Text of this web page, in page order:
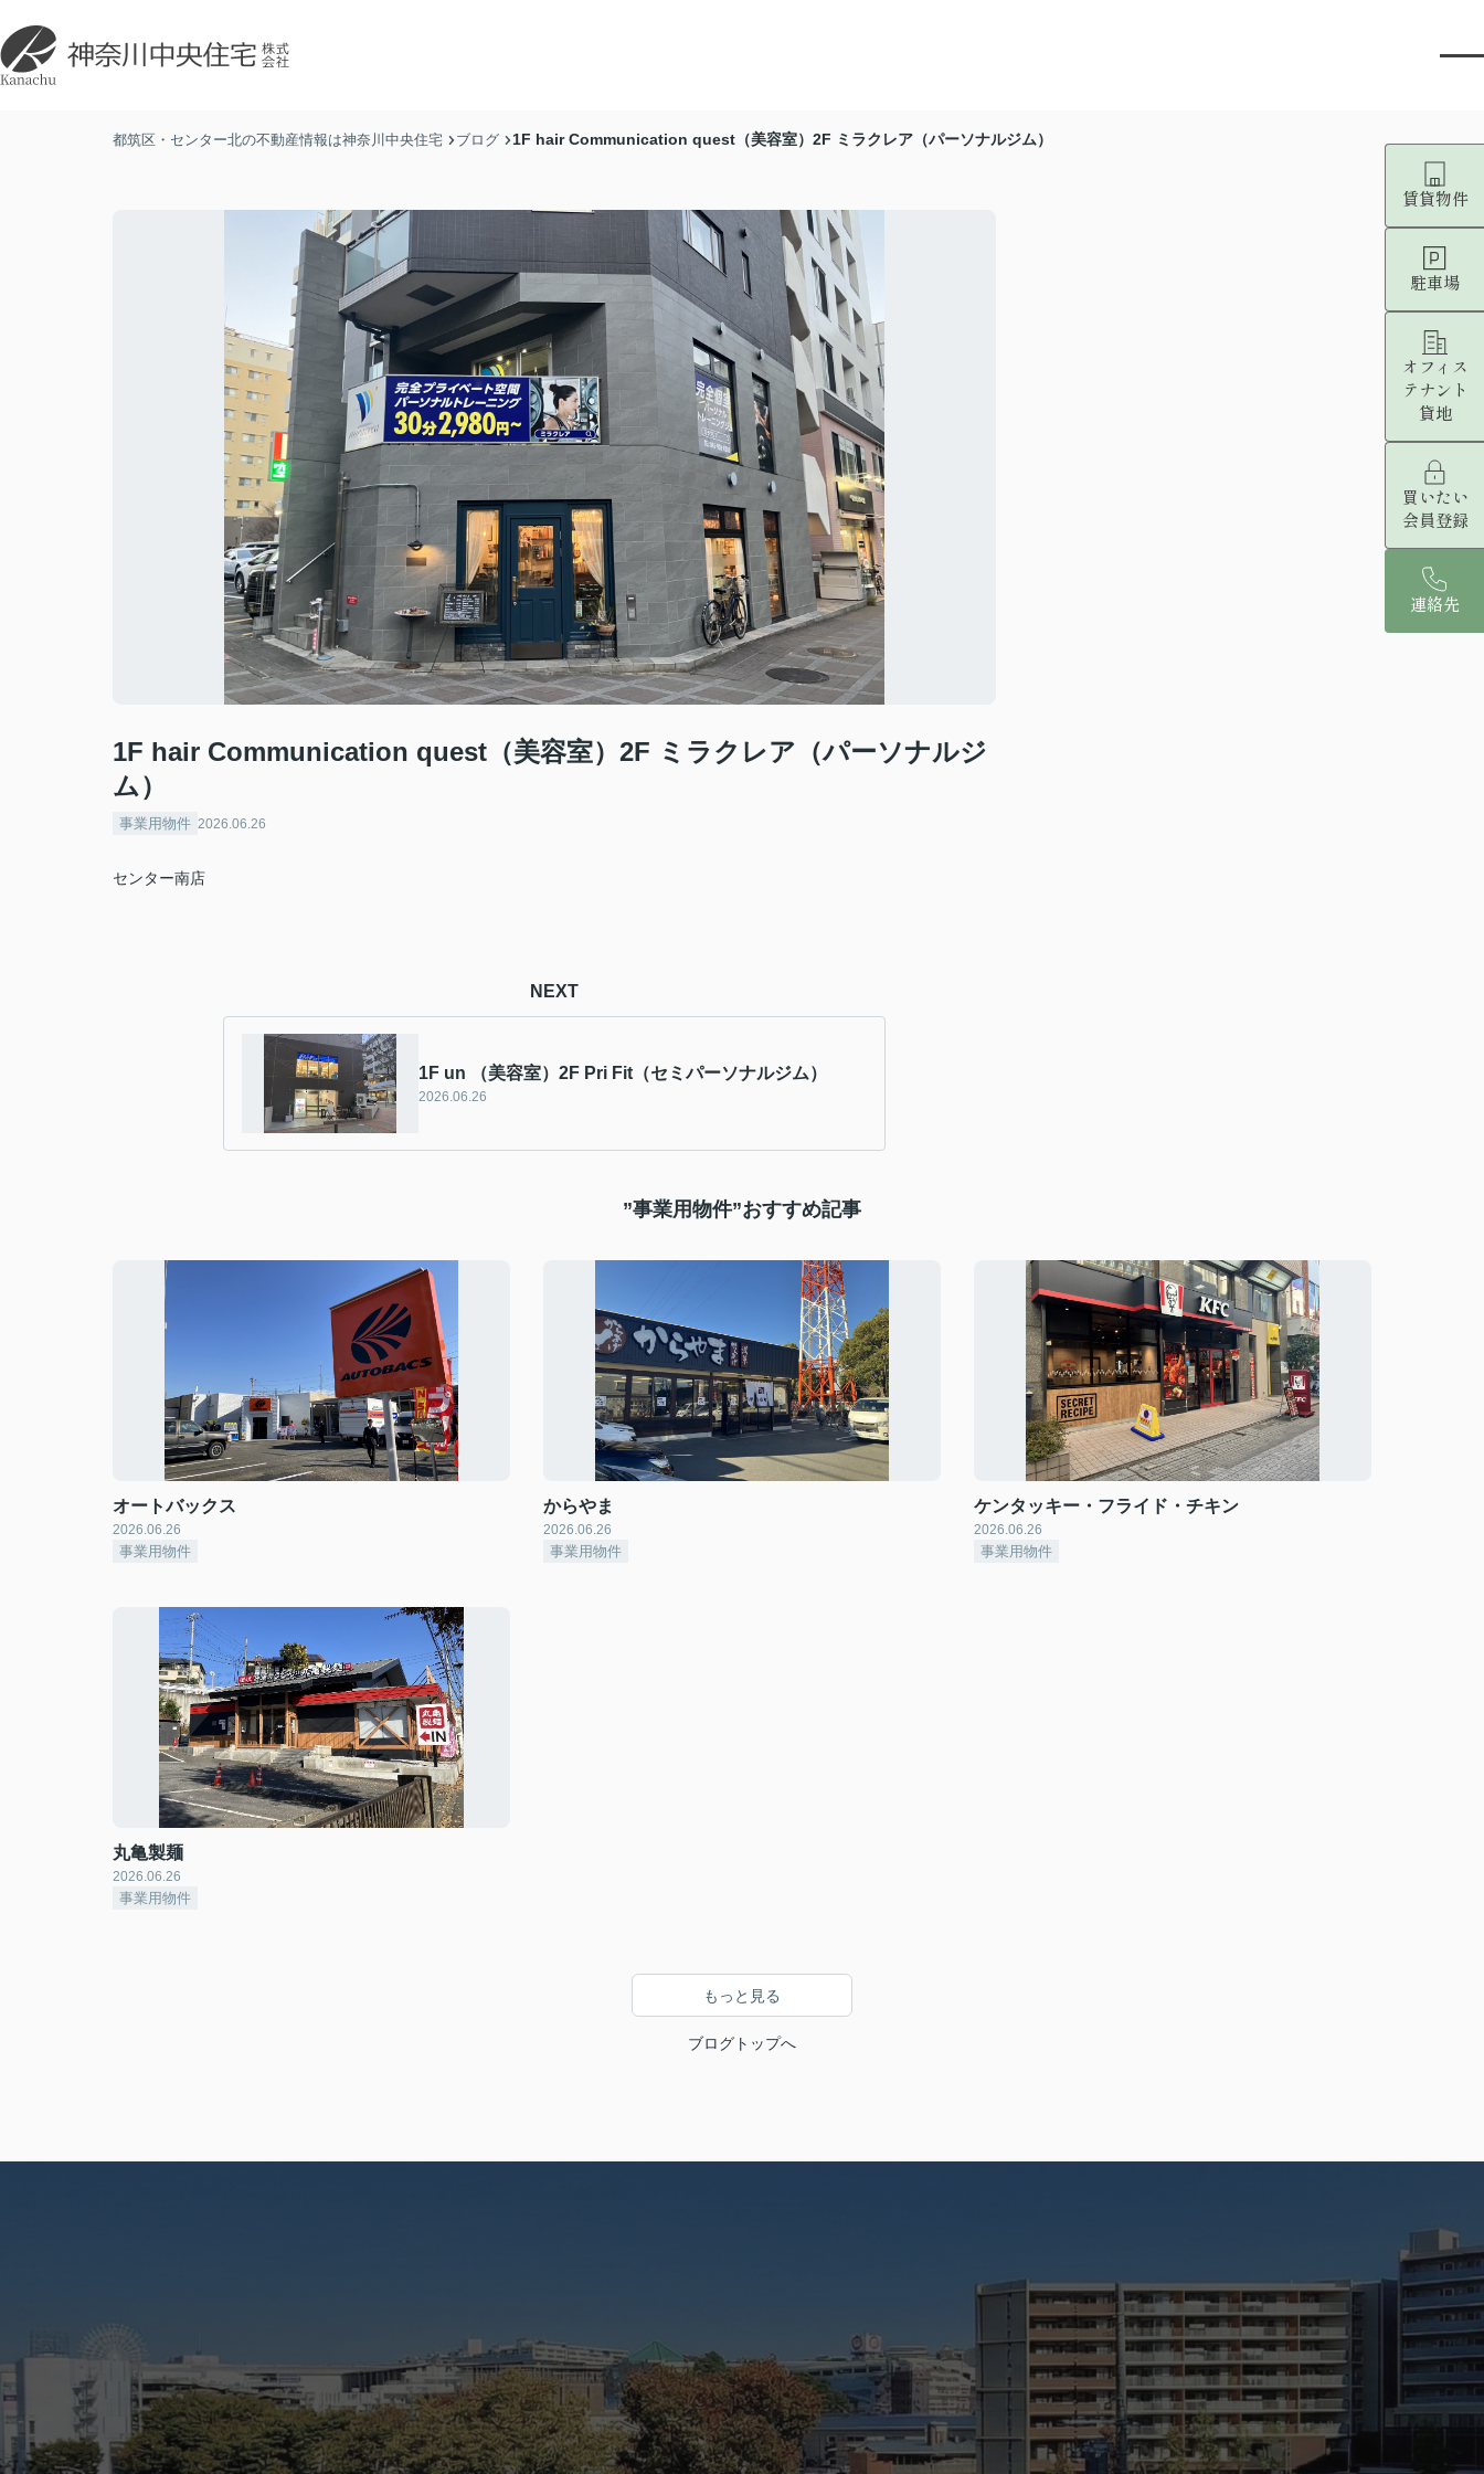
賃貸物件
駐車場
オフィス
テナント
貸地
買いたい
会員登録
連絡先
都筑区・センター北の不動産情報は神奈川中央住宅 ブログ 1F hair Communication quest（美容室）2F ミラクレア（パーソナルジム）
1F hair Communication quest（美容室）2F ミラクレア（パーソナルジ
ム）
事業用物件 2026.06.26
センター南店
NEXT
1F un （美容室）2F Pri Fit（セミパーソナルジム）
2026.06.26
”事業用物件”おすすめ記事
オートバックス
2026.06.26
事業用物件
からやま
2026.06.26
事業用物件
ケンタッキー・フライド・チキン
2026.06.26
事業用物件
丸亀製麺
2026.06.26
事業用物件
もっと見る
ブログトップへ